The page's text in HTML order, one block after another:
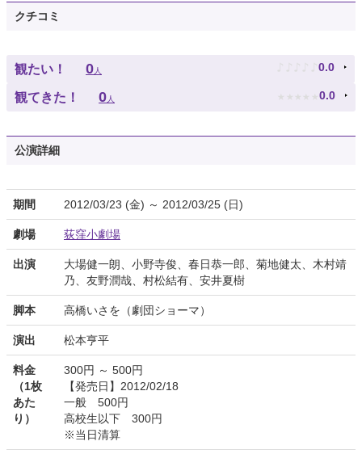
クチコミ
観たい！ 0人 ♪ ♪ ♪ ♪ ♪ 0.0
観てきた！ 0人 ★ ★ ★ ★ ★ 0.0
公演詳細
期間 2012/03/23 (金) ～ 2012/03/25 (日)
劇場 荻窪小劇場
出演
大場健一朗、小野寺俊、春日恭一郎、菊地健太、木村靖
乃、友野潤哉、村松結有、安井夏樹
脚本 高橋いさを（劇団ショーマ）
演出 松本亨平
料金
（1枚
あた
り）
300円 ～ 500円
【発売日】2012/02/18
一般 500円
高校生以下 300円
※当日清算